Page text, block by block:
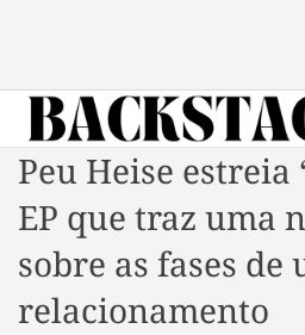
B
a
c
s
t
Peu Heise estreia
EP que traz uma
sobre as fases de
relacionamento